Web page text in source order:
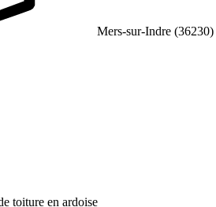
Mers-sur-Indre (36230)
toiture en ardoise